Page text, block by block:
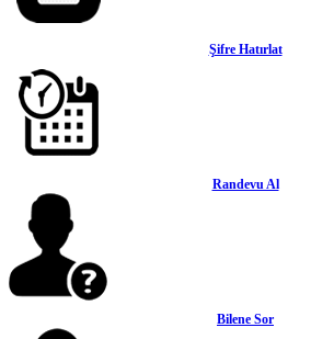
Şifre Hatırlat
Randevu Al
Bilene Sor